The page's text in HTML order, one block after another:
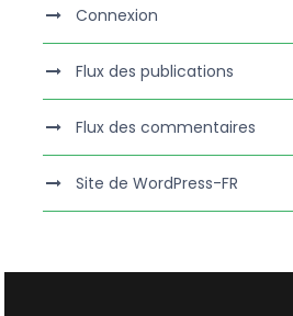
Connexion
Flux des publications
Flux des commentaires
Site de WordPress-FR